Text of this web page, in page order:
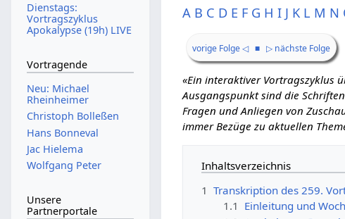
A B C D E F G H I J K L M N
vorige Folge ◁ ■ ▷ nächste Folge
«Ein interaktiver Vortragszyklus
Ausgangspunkt sind die
Fragen und Anliegen von
immer Bezüge zu aktuellen
Inhaltsverzeichnis
1 Transkription des 259.
1.1 Einleitung und
Dienstags:
Vortragszyklus
Apokalypse (19h) LIVE
Vortragende
Neu: Michael
Rheinheimer
Christoph Bolleßen
Hans Bonneval
Jac Hielema
Wolfgang Peter
Unsere
Partnerportale